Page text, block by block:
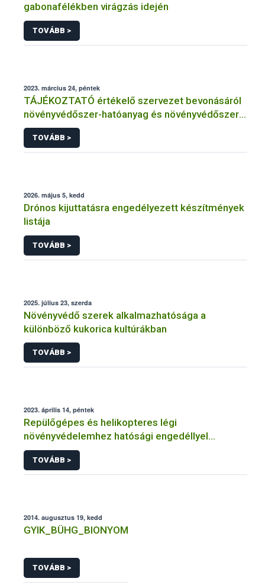
gabonafélékben virágzás idején
TOVÁBB >
2023. március 24, péntek
TÁJÉKOZTATÓ értékelő szervezet bevonásáról
növényvédőszer-hatóanyag és növényvédőszer
engedélyezésére, továbbá a meglévő engedély
meghosszabbítására vagy módosítására irányuló
eljárásba
TOVÁBB >
2026. május 5, kedd
Drónos kijuttatásra engedélyezett készítmények
listája
TOVÁBB >
2025. július 23, szerda
Növényvédő szerek alkalmazhatósága a
különböző kukorica kultúrákban
TOVÁBB >
2023. április 14, péntek
Repülőgépes és helikopteres légi
növényvédelemhez hatósági engedéllyel
rendelkező szervezetek
TOVÁBB >
2014. augusztus 19, kedd
GYIK_BÜHG_BIONYOM
TOVÁBB >